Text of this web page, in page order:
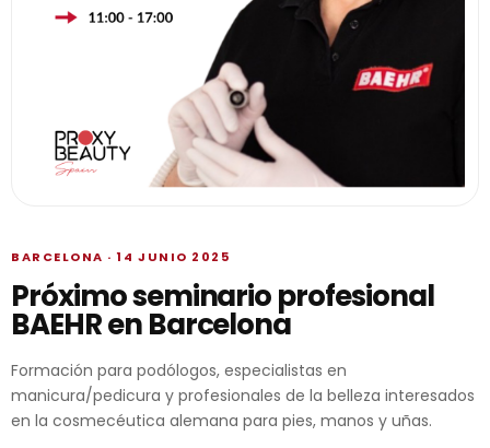
BARCELONA · 14 JUNIO 2025
Próximo seminario profesional
BAEHR en Barcelona
Formación para podólogos, especialistas en
manicura/pedicura y profesionales de la belleza interesados
en la cosmecéutica alemana para pies, manos y uñas.